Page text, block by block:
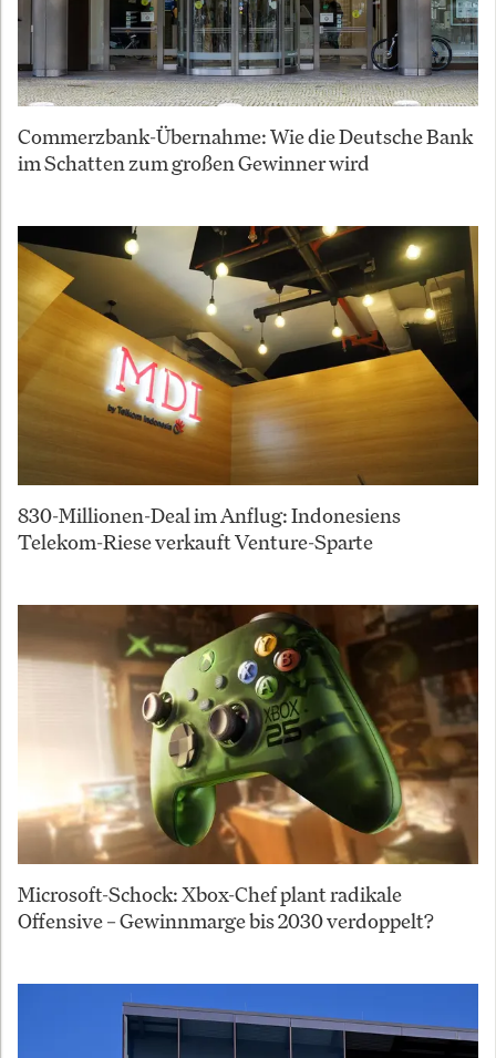
Commerzbank-Übernahme: Wie die Deutsche Bank
im Schatten zum großen Gewinner wird
830-Millionen-Deal im Anflug: Indonesiens
Telekom-Riese verkauft Venture-Sparte
Microsoft-Schock: Xbox-Chef plant radikale
Offensive – Gewinnmarge bis 2030 verdoppelt?